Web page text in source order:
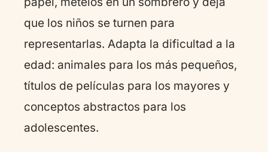
que los niños se turnen para
representarlas. Adapta la dificultad a la
edad: animales para los más pequeños,
títulos de películas para los mayores y
conceptos abstractos para los
adolescentes.